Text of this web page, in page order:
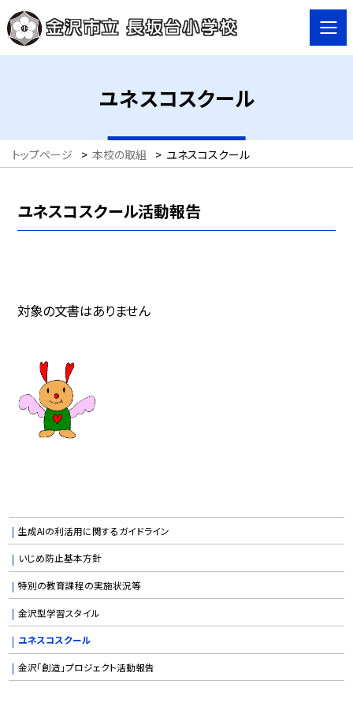
ユネスコスクール
トップページ > 本校の取組 > ユネスコスクール
ユネスコスクール活動報告
対象の文書はありません
生成AIの利活用に関するガイドライン
いじめ防止基本方針
特別の教育課程の実施状況等
金沢型学習スタイル
ユネスコスクール
金沢「創造」プロジェクト活動報告